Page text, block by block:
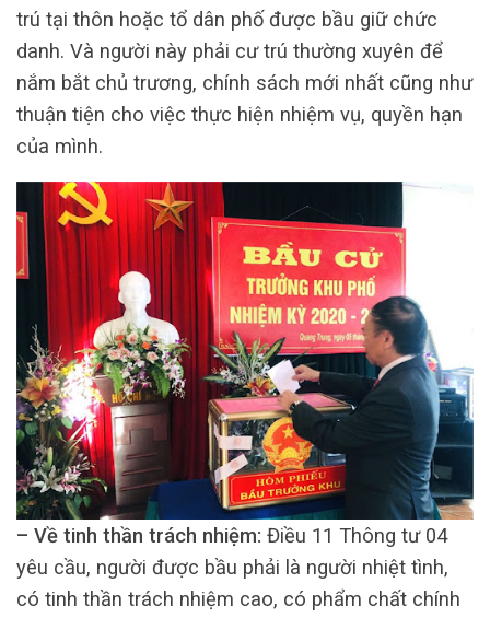
trú tại thôn hoặc tổ dân phố được bầu giữ chức
danh. Và người này phải cư trú thường xuyên để
nắm bắt chủ trương, chính sách mới nhất cũng như
thuận tiện cho việc thực hiện nhiệm vụ, quyền hạn
của mình.
– Về tinh thần trách nhiệm: Điều 11 Thông tư 04
yêu cầu, người được bầu phải là người nhiệt tình,
có tinh thần trách nhiệm cao, có phẩm chất chính